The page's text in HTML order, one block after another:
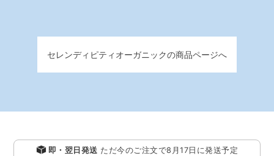
セレンディピティオーガニックの商品ページへ
即・翌日発送 ただ今のご注文で8月17日 に発送予定